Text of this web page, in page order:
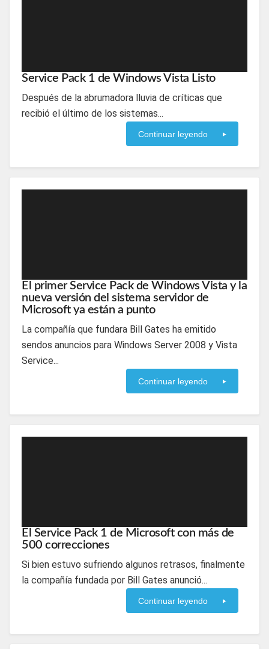
Service Pack 1 de Windows Vista Listo
Después de la abrumadora lluvia de críticas que
recibió el último de los sistemas...
Continuar leyendo
El primer Service Pack de Windows Vista y la
nueva versión del sistema servidor de
Microsoft ya están a punto
La compañía que fundara Bill Gates ha emitido
sendos anuncios para Windows Server 2008 y Vista
Service...
Continuar leyendo
El Service Pack 1 de Microsoft con más de
500 correcciones
Si bien estuvo sufriendo algunos retrasos, finalmente
la compañía fundada por Bill Gates anunció...
Continuar leyendo